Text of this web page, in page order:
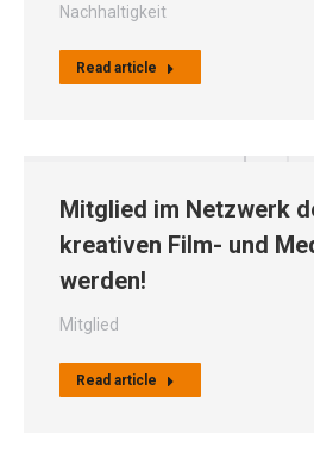
Nachhaltigkeit
Read article
Mitglied im Netzwerk
kreativen Film- und
werden!
Mitglied
Read article